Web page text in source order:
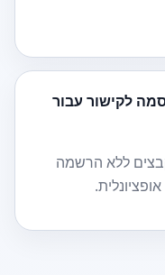
לקישור עבור
ללא הרשמה